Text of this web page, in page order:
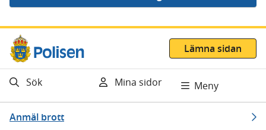
Gå direkt till innehåll
Lämna sidan
Sök Mina sidor Meny
Anmäl brott